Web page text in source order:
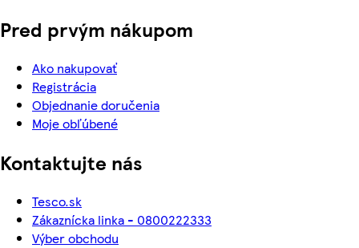
Pred prvým nákupom
Ako nakupovať
Registrácia
Objednanie doručenia
Moje obľúbené
Kontaktujte nás
Tesco.sk
Zákaznícka linka - 0800222333
Výber obchodu